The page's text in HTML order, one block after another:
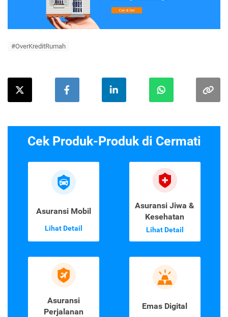
#OverKreditRumah
Cek Produk-Produk di Cermati
Asuransi Mobil
Lihat Detail
Asuransi Jiwa &
Kesehatan
Lihat Detail
Asuransi
Perjalanan
Emas Digital